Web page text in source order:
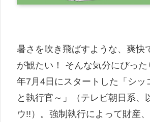
暑さを吹き飛ばすような、爽快
が観たい！ そんな気分にぴっ
年7月4日にスタートした「シッ
と執行官～」（テレビ朝日系、
ウ!!）。強制執行によって財産